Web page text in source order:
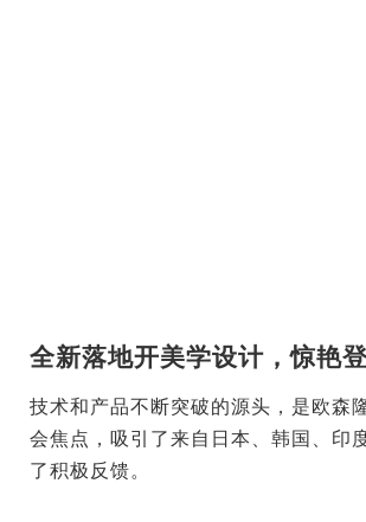
全新落地开美学设计，惊艳
技术和产品不断突破的源头，是欧森
会焦点，吸引了来自日本、韩国、印
了积极反馈。